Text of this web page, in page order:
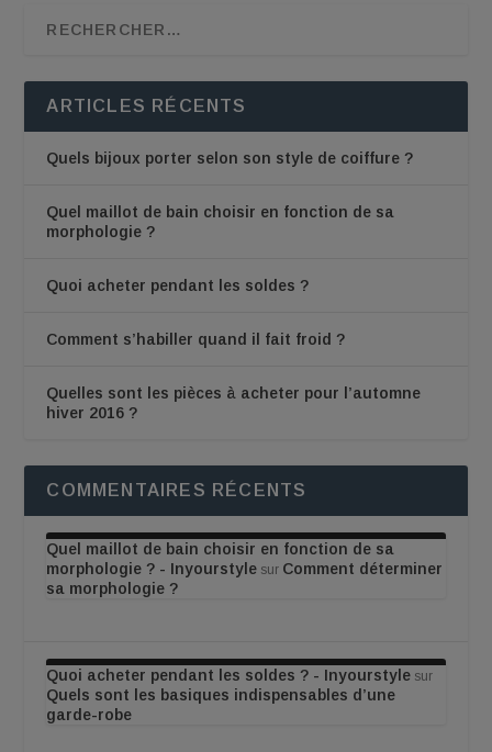
ARTICLES RÉCENTS
Quels bijoux porter selon son style de coiffure ?
Quel maillot de bain choisir en fonction de sa
morphologie ?
Quoi acheter pendant les soldes ?
Comment s’habiller quand il fait froid ?
Quelles sont les pièces à acheter pour l’automne
hiver 2016 ?
COMMENTAIRES RÉCENTS
Quel maillot de bain choisir en fonction de sa
morphologie ? - Inyourstyle sur Comment déterminer
sa morphologie ?
Quoi acheter pendant les soldes ? - Inyourstyle sur
Quels sont les basiques indispensables d’une
garde-robe